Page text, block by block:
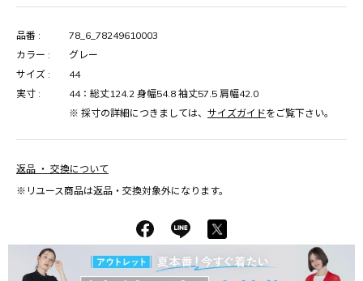
品番 :
78_6_78249610003
カラー :
グレー
サイズ :
44
実寸 :
44：総丈124.2 身幅54.8 袖丈57.5 肩幅42.0
※ 採寸の詳細につきましては、 サイズガイドをご覧下さい。
返品 ・ 交換について
※リユース商品は返品・交換対象外になります。